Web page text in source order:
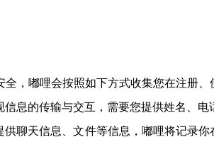
，嘟哩会按照如下方式收集您在注册
息的传输与交互，需要您提供姓名、电
聊天信息、文件等信息，嘟哩将记录